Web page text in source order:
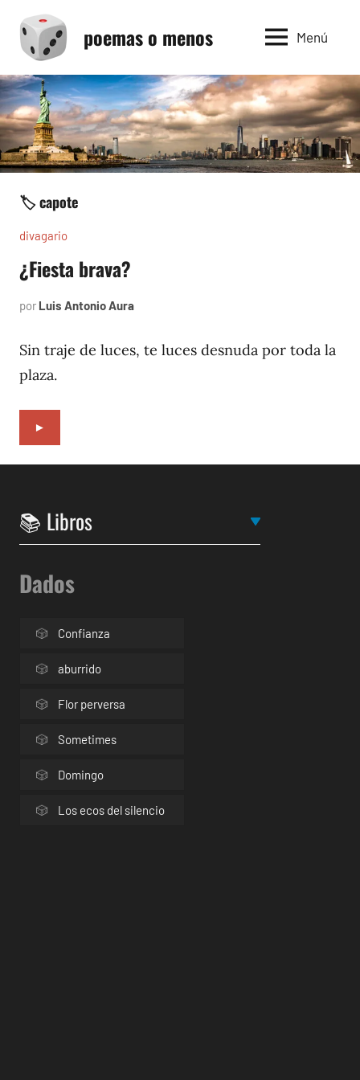
contenido
poemas o menos Menú
🏷️ capote
divagario
¿Fiesta brava?
por Luis Antonio Aura
1994
Sin traje de luces, te luces desnuda por toda la
plaza.
►
Dados
Confianza
aburrido
Flor perversa
Sometimes
Domingo
Los ecos del silencio